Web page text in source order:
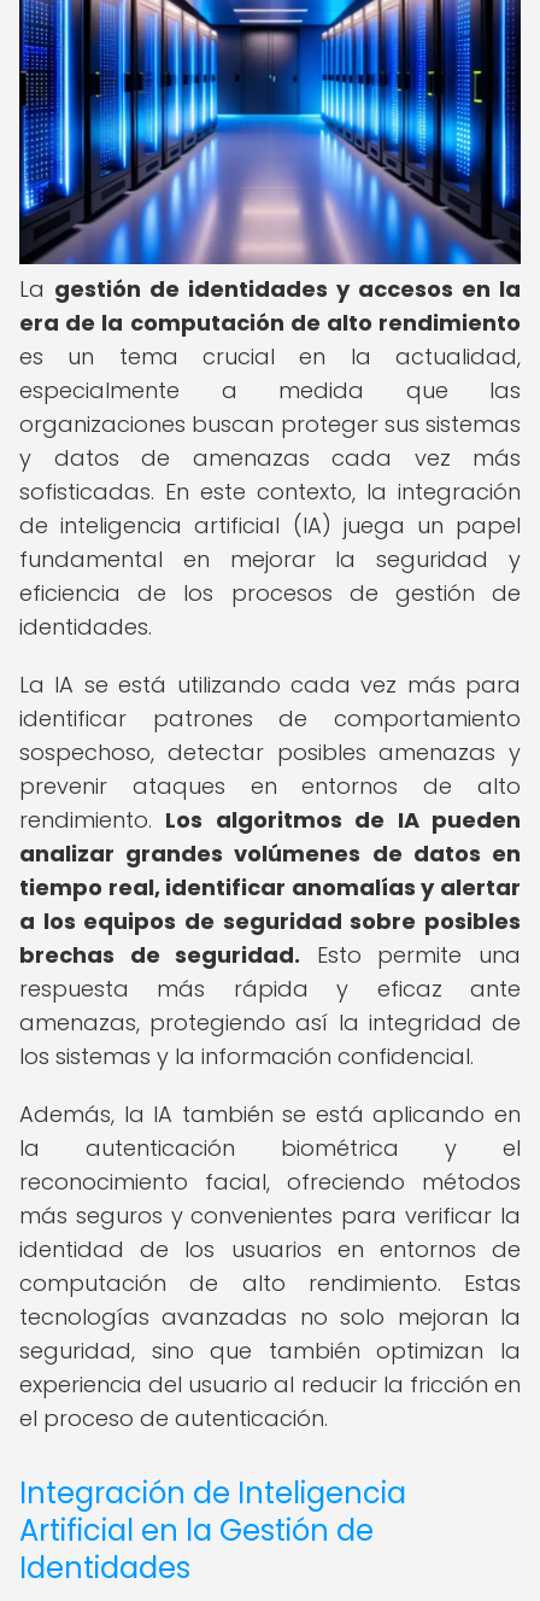
La gestión de identidades y accesos en la
era de la computación de alto rendimiento
es un tema crucial en la actualidad,
especialmente a medida que las
organizaciones buscan proteger sus sistemas
y datos de amenazas cada vez más
sofisticadas. En este contexto, la integración
de inteligencia artificial (IA) juega un papel
fundamental en mejorar la seguridad y
eficiencia de los procesos de gestión de
identidades.
La IA se está utilizando cada vez más para
identificar patrones de comportamiento
sospechoso, detectar posibles amenazas y
prevenir ataques en entornos de alto
rendimiento. Los algoritmos de IA pueden
analizar grandes volúmenes de datos en
tiempo real, identificar anomalías y alertar
a los equipos de seguridad sobre posibles
brechas de seguridad. Esto permite una
respuesta más rápida y eficaz ante
amenazas, protegiendo así la integridad de
los sistemas y la información confidencial.
Además, la IA también se está aplicando en
la autenticación biométrica y el
reconocimiento facial, ofreciendo métodos
más seguros y convenientes para verificar la
identidad de los usuarios en entornos de
computación de alto rendimiento. Estas
tecnologías avanzadas no solo mejoran la
seguridad, sino que también optimizan la
experiencia del usuario al reducir la fricción en
el proceso de autenticación.
Integración de Inteligencia
Artificial en la Gestión de
Identidades